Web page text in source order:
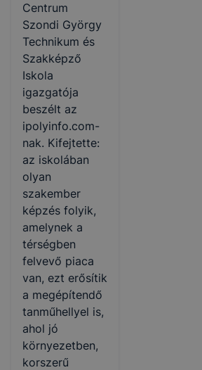
Centrum
Szondi György
Technikum és
Szakképző
Iskola
igazgatója
beszélt az
ipolyinfo.com-
nak. Kifejtette:
az iskolában
olyan
szakember
képzés folyik,
amelynek a
térségben
felvevő piaca
van, ezt erősítik
a megépítendő
tanműhellyel is,
ahol jó
környezetben,
korszerű